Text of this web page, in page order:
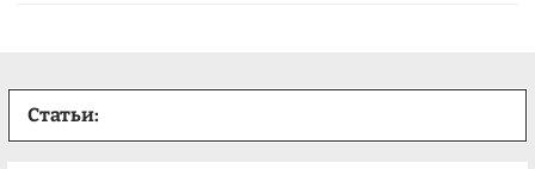
Статьи: